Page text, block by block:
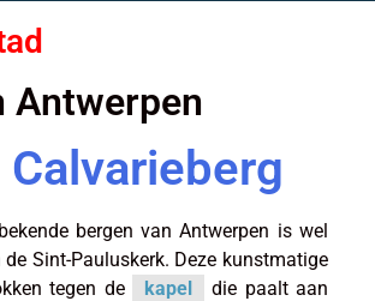
Antwerpen
bergen van Antwerpen is wel
Sint-Pauluskerk. Deze kunstmatige
tegen de
kapel
die paalt aan